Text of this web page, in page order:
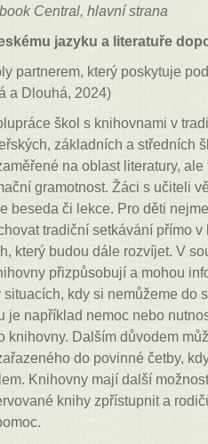
Central, hlavní strana
jazyku a literatuře
partnerem, který poskytuje
a Dlouhá, 2024)
škol s knihovnami v
základních a středních
na oblast literatury,
gramotnost. Žáci s učiteli
beseda či lekce. Pro děti
tradiční setkávání přímo
který budou dále rozvíjet. V
přizpůsobují a mohou
situacích, kdy si nemůžeme do
je například nemoc nebo
knihovny. Dalším důvodem
do povinné četby,
Knihovny mají další
knihy zpřístupnit a